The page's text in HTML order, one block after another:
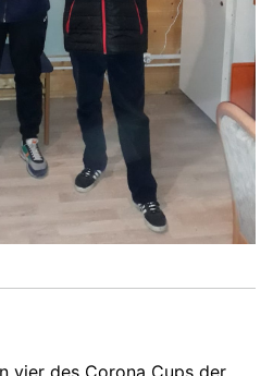
vier des Corona Cups der